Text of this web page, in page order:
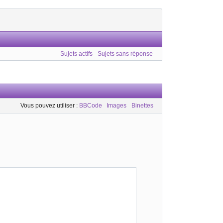
Sujets actifs Sujets sans réponse
Vous pouvez utiliser : BBCode Images Binettes